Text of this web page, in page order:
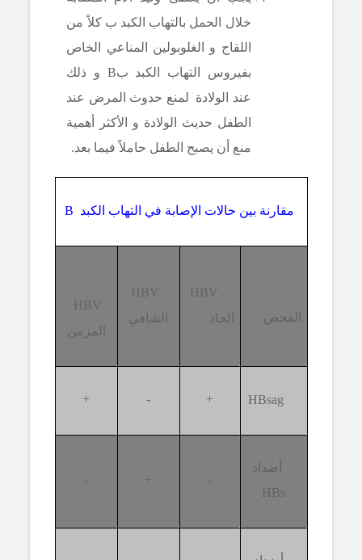
خلال الحمل بالتهاب الكبد ب كلاً من
اللقاح و الغلوبولين المناعي الخاص
بفيروس التهاب الكبد بB
و ذلك
عند الولادة لمنع حدوث المرض عند
الطفل حديث الولادة و الأكثر أهمية
منع أن يصبح الطفل حاملاً فيما بعد.
مقارنة بين حالات الإصابة في التهاب الكبد B
الفحص
HBV
الحاد
HBV
الشافي
HBV
المزمن
HBsag
+
-
+
أضداد
HBs
-
+
-